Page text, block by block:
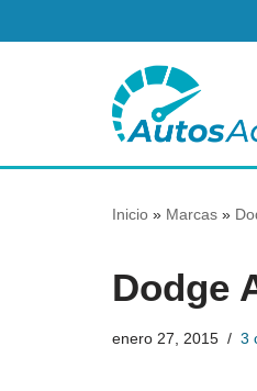
contenido
Inicio » Marcas »
Dodge
enero 27, 2015 3